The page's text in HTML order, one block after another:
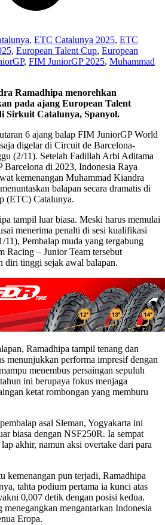
, ETC Catalunya 2025, ETC
, European Talent Cup, European
, FIM JuniorGP 2025, Muhammad
Ramadhipa menorehkan
pada ajang European Talent
Sirkuit Catalunya, Spanyol.
6 ajang balap FIM JuniorGP World
digelar di Circuit de Barcelona-
(2/11). Setelah Fadillah Arbi Aditama
Barcelona di 2023, Indonesia Raya
kemenangan Muhammad Kiandra
balapan secara dramatis di
(ETC) Catalunya.
tampil luar biasa. Meski harus memulai
menerima penalti di sesi kualifikasi
11), Pembalap muda yang tergabung
Racing – Junior Team tersebut
diri tinggi sejak awal balapan.
Ramadhipa tampil tenang dan
menunjukkan performa impresif dengan
menembus persaingan sepuluh
ini berupaya fokus menjaga
ketat rombongan yang memburu
asal Sleman, Yogyakarta ini
biasa dengan NSF250R. Ia sempat
akhir, namun aksi overtake dari para
kemenangan pun terjadi, Ramadhipa
tahta podium pertama ia kunci atas
0,007 detik dengan posisi kedua.
mengantarkan Indonesia
Eropa.